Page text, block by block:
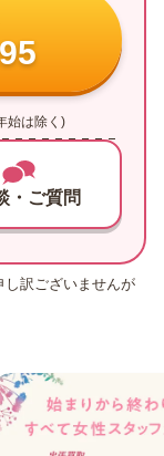
始は除く)
・ご質問
し訳ございませんが